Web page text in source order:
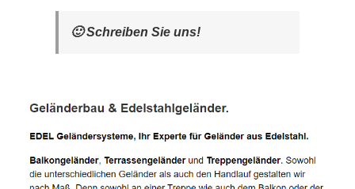
🙂 Schreiben Sie uns!